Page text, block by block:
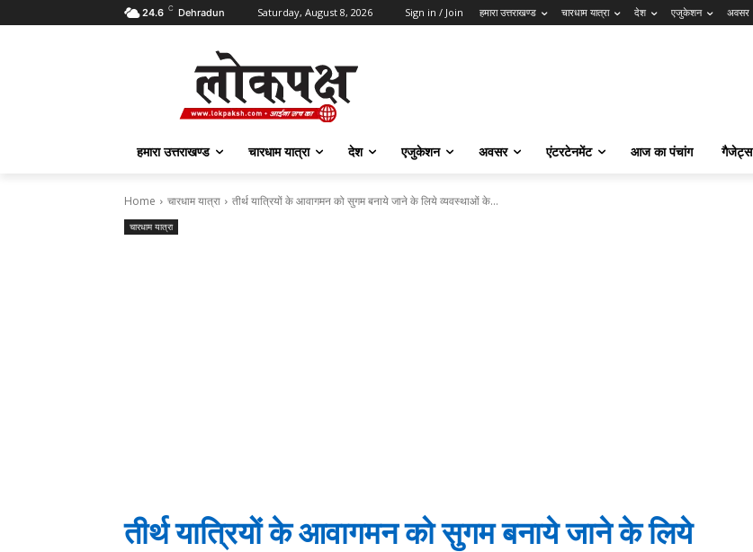
24.6 C Dehradun Saturday, August 8, 2026 Sign in / Join हमारा उत्तराखण्ड चारधाम यात्रा देश एजुकेशन अवसर
हमारा उत्तराखण्ड चारधाम यात्रा देश एजुकेशन अवसर एंटरटेनमेंट आज का पंचांग गैजेट्स
Home चारधाम यात्रा तीर्थ यात्रियों के आवागमन को सुगम बनाये जाने के लिये व्यवस्थाओं के...
चारधाम यात्रा
तीर्थ यात्रियों के आवागमन को सुगम बनाये जाने के लिये